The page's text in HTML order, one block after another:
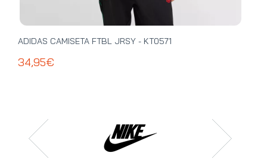
ADIDAS CAMISETA FTBL JRSY - KT0571
34,95€